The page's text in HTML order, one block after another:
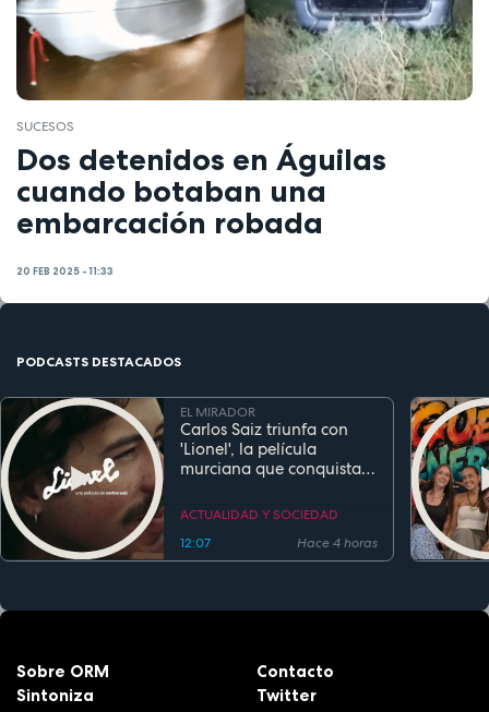
SUCESOS
Dos detenidos en Águilas
cuando botaban una
embarcación robada
20 FEB 2025 - 11:33
PODCASTS DESTACADOS
EL MIRADOR
Carlos Saiz triunfa con
'Lionel', la película
murciana que conquista
estreno
ACTUALIDAD Y SOCIEDAD
12:07
Hace 4 horas
Sobre ORM
Sintoniza
Contacto
Twitter